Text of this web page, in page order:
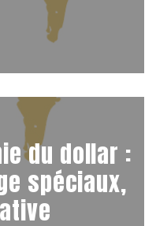
du dollar :
spéciaux,